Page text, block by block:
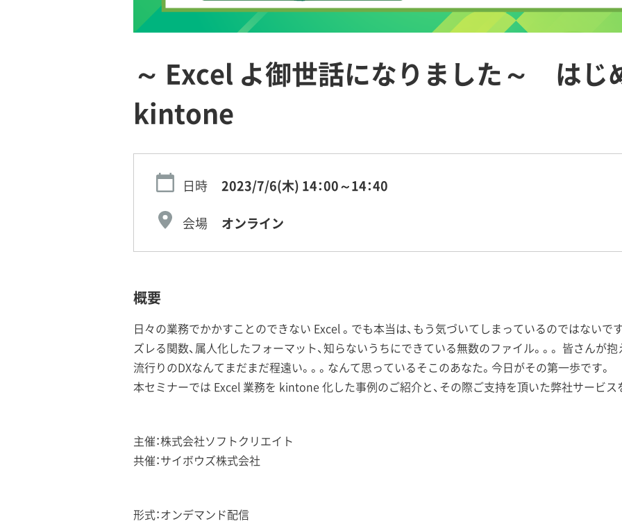
～ Excel よ御世話になりました～ はじ
kintone
日時 2023/7/6(木) 14：00～14：40
会場
オンライン
概要
日々の業務でかかすことのできない Excel 。でも本当は、もう気づいてしまっているのではないで
ズレる関数、属人化したフォーマット、知らないうちにできている無数のファイル。。。 皆さんが
流行りのDXなんてまだまだ程遠い。。。なんて思っているそこのあなた。今日がその第一歩です。
本セミナーでは Excel 業務を kintone 化した事例のご紹介と、その際ご支持を頂いた弊社サービス
主催：株式会社ソフトクリエイト
共催：サイボウズ株式会社
形式：オンデマンド配信